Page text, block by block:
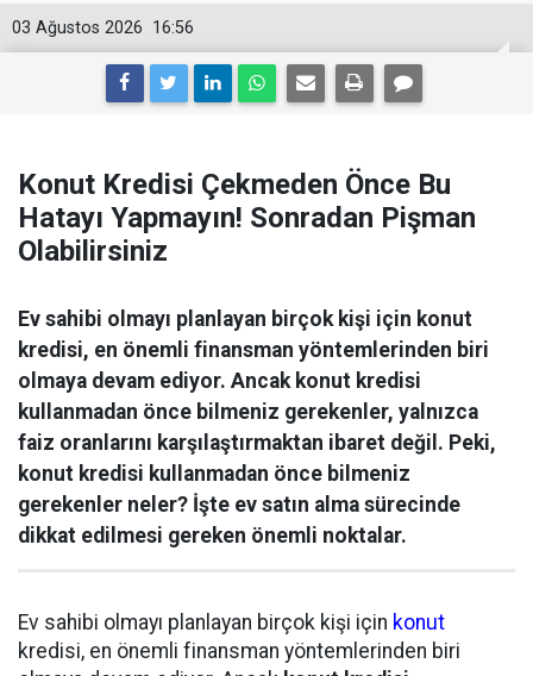
16:56
03 Ağustos 2026
Konut Kredisi Çekmeden Önce Bu
Hatayı Yapmayın! Sonradan Pişman
Olabilirsiniz
Ev sahibi olmayı planlayan birçok kişi için konut
kredisi, en önemli finansman yöntemlerinden biri
olmaya devam ediyor. Ancak konut kredisi
kullanmadan önce bilmeniz gerekenler, yalnızca
faiz oranlarını karşılaştırmaktan ibaret değil. Peki,
konut kredisi kullanmadan önce bilmeniz
gerekenler neler? İşte ev satın alma sürecinde
dikkat edilmesi gereken önemli noktalar.
Ev sahibi olmayı planlayan birçok kişi için konut
kredisi, en önemli finansman yöntemlerinden biri